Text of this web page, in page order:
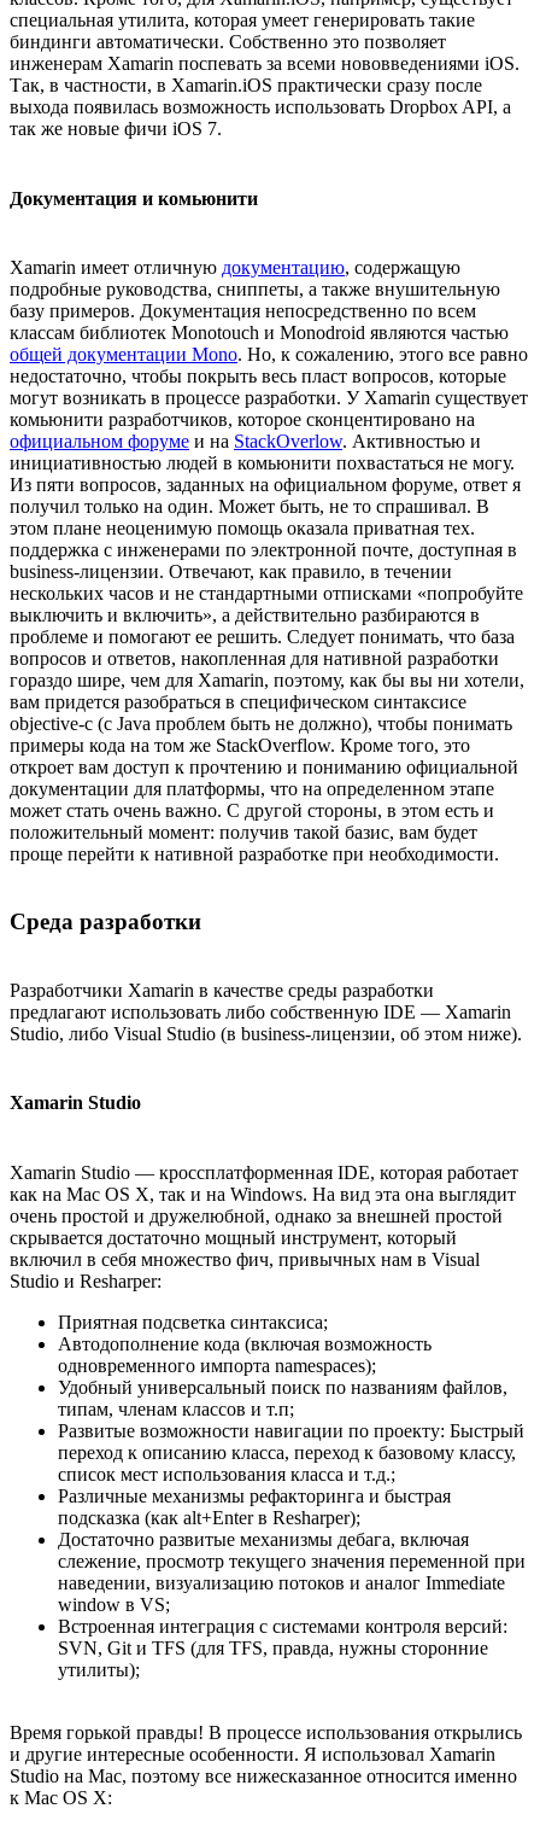
специальная утилита, которая умеет генерировать такие
биндинги автоматически. Собственно это позволяет
инженерам Xamarin поспевать за всеми нововведениями iOS.
Так, в частности, в Xamarin.iOS практически сразу после
выхода появилась возможность использовать Dropbox API, а
так же новые фичи iOS 7.
Документация и комьюнити
Xamarin имеет отличную документацию, содержащую
подробные руководства, сниппеты, а также внушительную
базу примеров. Документация непосредственно по всем
классам библиотек Monotouch и Monodroid являются частью
общей документации Mono. Но, к сожалению, этого все равно
недостаточно, чтобы покрыть весь пласт вопросов, которые
могут возникать в процессе разработки. У Xamarin существует
комьюнити разработчиков, которое сконцентировано на
официальном форуме и на StackOverlow. Активностью и
инициативностью людей в комьюнити похвастаться не могу.
Из пяти вопросов, заданных на официальном форуме, ответ я
получил только на один. Может быть, не то спрашивал. В
этом плане неоценимую помощь оказала приватная тех.
поддержка с инженерами по электронной почте, доступная в
business-лицензии. Отвечают, как правило, в течении
нескольких часов и не стандартными отписками «попробуйте
выключить и включить», а действительно разбираются в
проблеме и помогают ее решить. Следует понимать, что база
вопросов и ответов, накопленная для нативной разработки
гораздо шире, чем для Xamarin, поэтому, как бы вы ни хотели,
вам придется разобраться в специфическом синтаксисе
objective-c (c Java проблем быть не должно), чтобы понимать
примеры кода на том же StackOverflow. Кроме того, это
откроет вам доступ к прочтению и пониманию официальной
документации для платформы, что на определенном этапе
может стать очень важно. С другой стороны, в этом есть и
положительный момент: получив такой базис, вам будет
проще перейти к нативной разработке при необходимости.
Среда разработки
Разработчики Xamarin в качестве среды разработки
предлагают использовать либо собственную IDE — Xamarin
Studio, либо Visual Studio (в business-лицензии, об этом ниже).
Xamarin Studio
Xamarin Studio — кроссплатформенная IDE, которая работает
как на Mac OS X, так и на Windows. На вид эта она выглядит
очень простой и дружелюбной, однако за внешней простой
скрывается достаточно мощный инструмент, который
включил в себя множество фич, привычных нам в Visual
Studio и Resharper:
Приятная подсветка синтаксиса;
Автодополнение кода (включая возможность
одновременного импорта namespaces);
Удобный универсальный поиск по названиям файлов,
типам, членам классов и т.п;
Развитые возможности навигации по проекту: Быстрый
переход к описанию класса, переход к базовому классу,
список мест использования класса и т.д.;
Различные механизмы рефакторинга и быстрая
подсказка (как alt+Enter в Resharper);
Достаточно развитые механизмы дебага, включая
слежение, просмотр текущего значения переменной при
наведении, визуализацию потоков и аналог Immediate
window в VS;
Встроенная интеграция с системами контроля версий:
SVN, Git и TFS (для TFS, правда, нужны сторонние
утилиты);
Время горькой правды! В процессе использования открылись
и другие интересные особенности. Я использовал Xamarin
Studio на Mac, поэтому все нижесказанное относится именно
к Mac OS X: